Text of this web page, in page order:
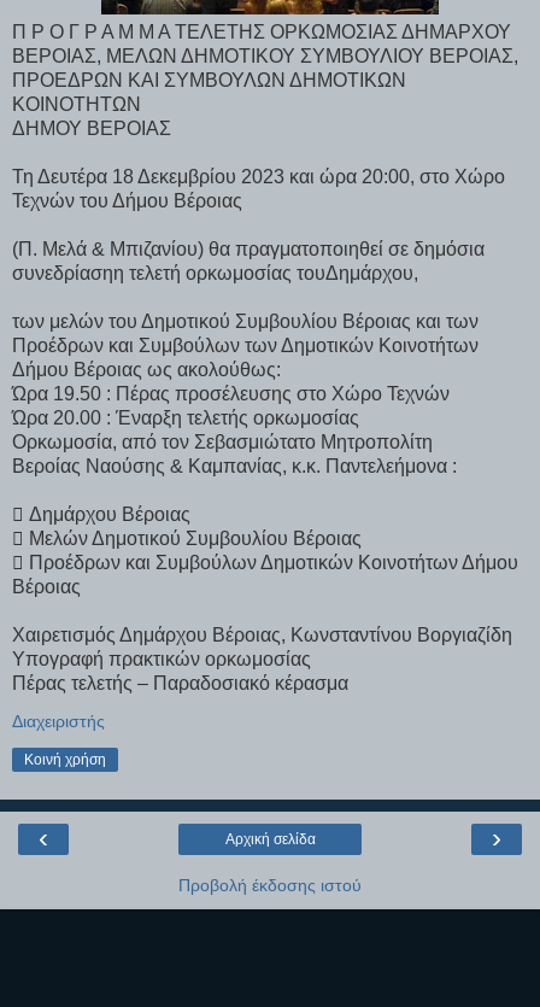
Π Ρ Ο Γ Ρ Α Μ Μ Α ΤΕΛΕΤΗΣ ΟΡΚΩΜΟΣΙΑΣ ΔΗΜΑΡΧΟΥ
ΒΕΡΟΙΑΣ, ΜΕΛΩΝ ΔΗΜΟΤΙΚΟΥ ΣΥΜΒΟΥΛΙΟΥ ΒΕΡΟΙΑΣ,
ΠΡΟΕΔΡΩΝ ΚΑΙ ΣΥΜΒΟΥΛΩΝ ΔΗΜΟΤΙΚΩΝ
ΚΟΙΝΟΤΗΤΩΝ
ΔΗΜΟΥ ΒΕΡΟΙΑΣ
Τη Δευτέρα 18 Δεκεμβρίου 2023 και ώρα 20:00, στο Χώρο
Τεχνών του Δήμου Βέροιας
(Π. Μελά & Μπιζανίου) θα πραγματοποιηθεί σε δημόσια
συνεδρίασηη τελετή ορκωμοσίας τουΔημάρχου,
των μελών του Δημοτικού Συμβουλίου Βέροιας και των
Προέδρων και Συμβούλων των Δημοτικών Κοινοτήτων
Δήμου Βέροιας ως ακολούθως:
Ώρα 19.50 : Πέρας προσέλευσης στο Χώρο Τεχνών
Ώρα 20.00 : Έναρξη τελετής ορκωμοσίας
Ορκωμοσία, από τον Σεβασμιώτατο Μητροπολίτη
Βεροίας Ναούσης & Καμπανίας, κ.κ. Παντελεήμονα :
 Δημάρχου Βέροιας
 Mελών Δημοτικού Συμβουλίου Βέροιας
 Προέδρων και Συμβούλων Δημοτικών Κοινοτήτων Δήμου
Βέροιας
Χαιρετισμός Δημάρχου Βέροιας, Κωνσταντίνου Βοργιαζίδη
Υπογραφή πρακτικών ορκωμοσίας
Πέρας τελετής – Παραδοσιακό κέρασμα
Διαχειριστής
Κοινή χρήση
‹ ›
Αρχική σελίδα
Προβολή έκδοσης ιστού